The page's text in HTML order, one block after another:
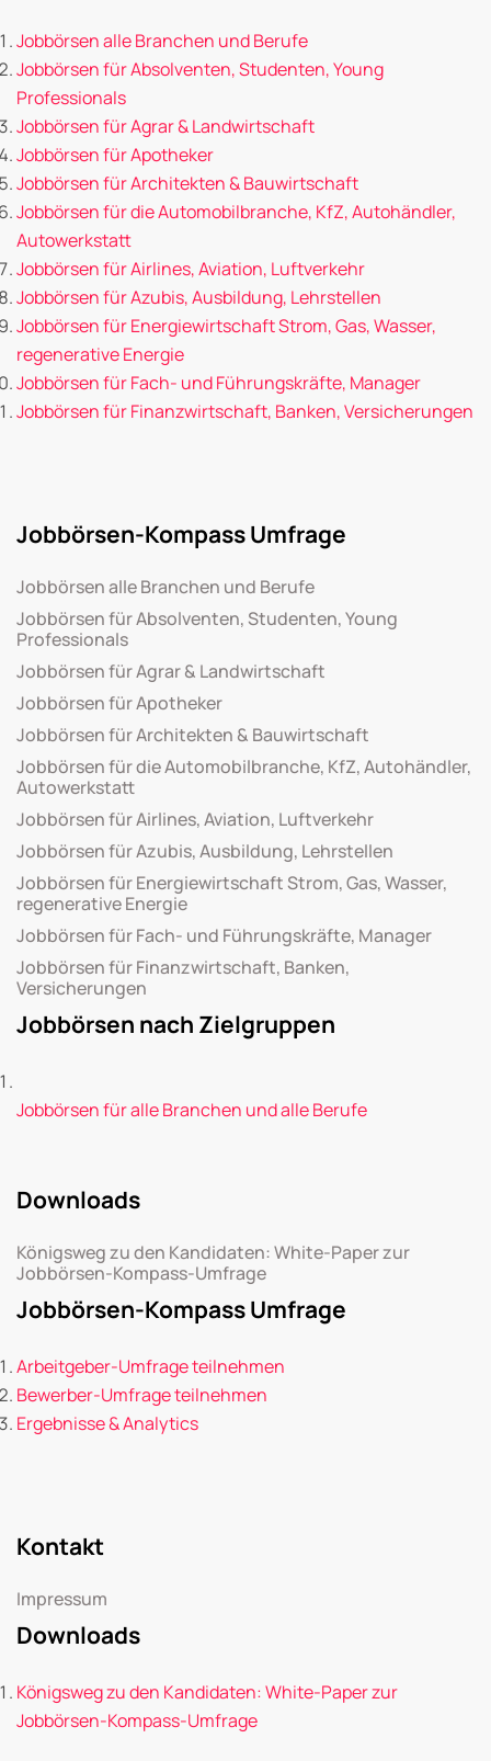
Jobbörsen alle Branchen und Berufe
Jobbörsen für Absolventen, Studenten, Young
Professionals
Jobbörsen für Agrar & Landwirtschaft
Jobbörsen für Apotheker
Jobbörsen für Architekten & Bauwirtschaft
Jobbörsen für die Automobilbranche, KfZ, Autohändler,
Autowerkstatt
Jobbörsen für Airlines, Aviation, Luftverkehr
Jobbörsen für Azubis, Ausbildung, Lehrstellen
Jobbörsen für Energiewirtschaft Strom, Gas, Wasser,
regenerative Energie
Jobbörsen für Fach- und Führungskräfte, Manager
Jobbörsen für Finanzwirtschaft, Banken, Versicherungen
Jobbörsen-Kompass Umfrage
Jobbörsen alle Branchen und Berufe
Jobbörsen für Absolventen, Studenten, Young
Professionals
Jobbörsen für Agrar & Landwirtschaft
Jobbörsen für Apotheker
Jobbörsen für Architekten & Bauwirtschaft
Jobbörsen für die Automobilbranche, KfZ, Autohändler,
Autowerkstatt
Jobbörsen für Airlines, Aviation, Luftverkehr
Jobbörsen für Azubis, Ausbildung, Lehrstellen
Jobbörsen für Energiewirtschaft Strom, Gas, Wasser,
regenerative Energie
Jobbörsen für Fach- und Führungskräfte, Manager
Jobbörsen für Finanzwirtschaft, Banken,
Versicherungen
Jobbörsen nach Zielgruppen
Jobbörsen für alle Branchen und alle Berufe
Downloads
Königsweg zu den Kandidaten: White-Paper zur
Jobbörsen-Kompass-Umfrage
Jobbörsen-Kompass Umfrage
Arbeitgeber-Umfrage teilnehmen
Bewerber-Umfrage teilnehmen
Ergebnisse & Analytics
Kontakt
Impressum
Downloads
Königsweg zu den Kandidaten: White-Paper zur
Jobbörsen-Kompass-Umfrage